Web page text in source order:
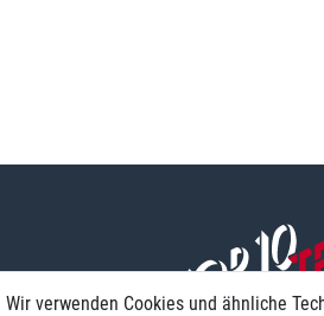
Wir verwenden Cookies und ähnliche